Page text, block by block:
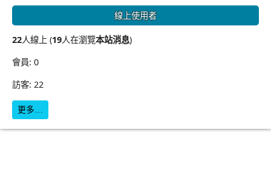
線上使用者
22人線上 (19人在瀏覽本站消息)
會員: 0
訪客: 22
更多…